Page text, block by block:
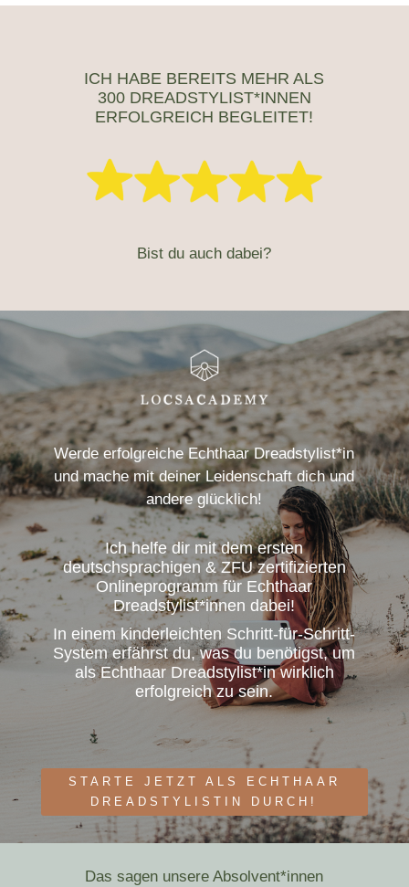
ICH HABE BEREITS MEHR ALS
300 DREADSTYLIST*INNEN
ERFOLGREICH BEGLEITET!
Bist du auch dabei?
Werde erfolgreiche Echthaar Dreadstylist*in
und mache mit deiner Leidenschaft dich und
andere glücklich!
Ich helfe dir mit dem ersten
deutschsprachigen & ZFU zertifizierten
Onlineprogramm für Echthaar
Dreadstylist*innen dabei!
In einem kinderleichten Schritt-für-Schritt-
System erfährst du, was du benötigst, um
als Echthaar Dreadstylist*in wirklich
erfolgreich zu sein.
STARTE JETZT ALS ECHTHAAR
DREADSTYLISTIN DURCH!
Das sagen unsere Absolvent*innen